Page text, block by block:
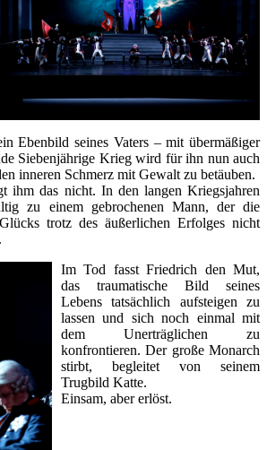
Ebenbild seines Vaters – mit übermäßiger
Siebenjährige Krieg wird für ihn nun auch
inneren Schmerz mit Gewalt zu betäuben.
ihm das nicht. In den langen Kriegsjahren
zu einem gebrochenen Mann, der die
trotz des äußerlichen Erfolges nicht
Im Tod fasst Friedrich den Mut,
das traumatische Bild seines
Lebens tatsächlich aufsteigen zu
lassen und sich noch einmal mit
dem Unerträglichen zu
konfrontieren. Der große Monarch
stirbt, begleitet von seinem
Trugbild Katte.
Einsam, aber erlöst.